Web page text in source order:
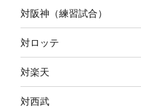
対阪神（練習試合）
対ロッテ
対楽天
対西武